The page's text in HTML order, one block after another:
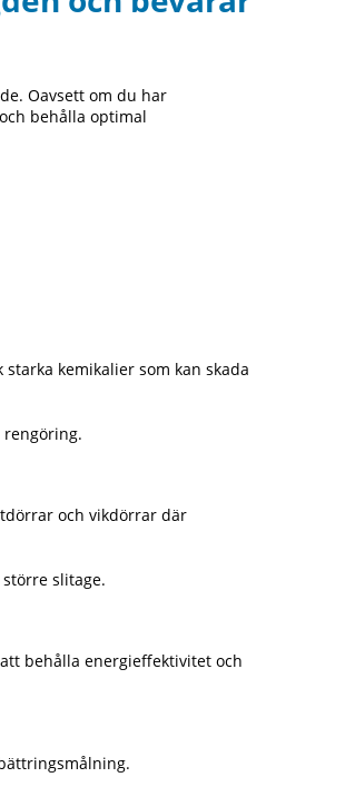
Oavsett om du har
behålla optimal
kemikalier som kan skada
och vikdörrar där
slitage.
behålla energieffektivitet och